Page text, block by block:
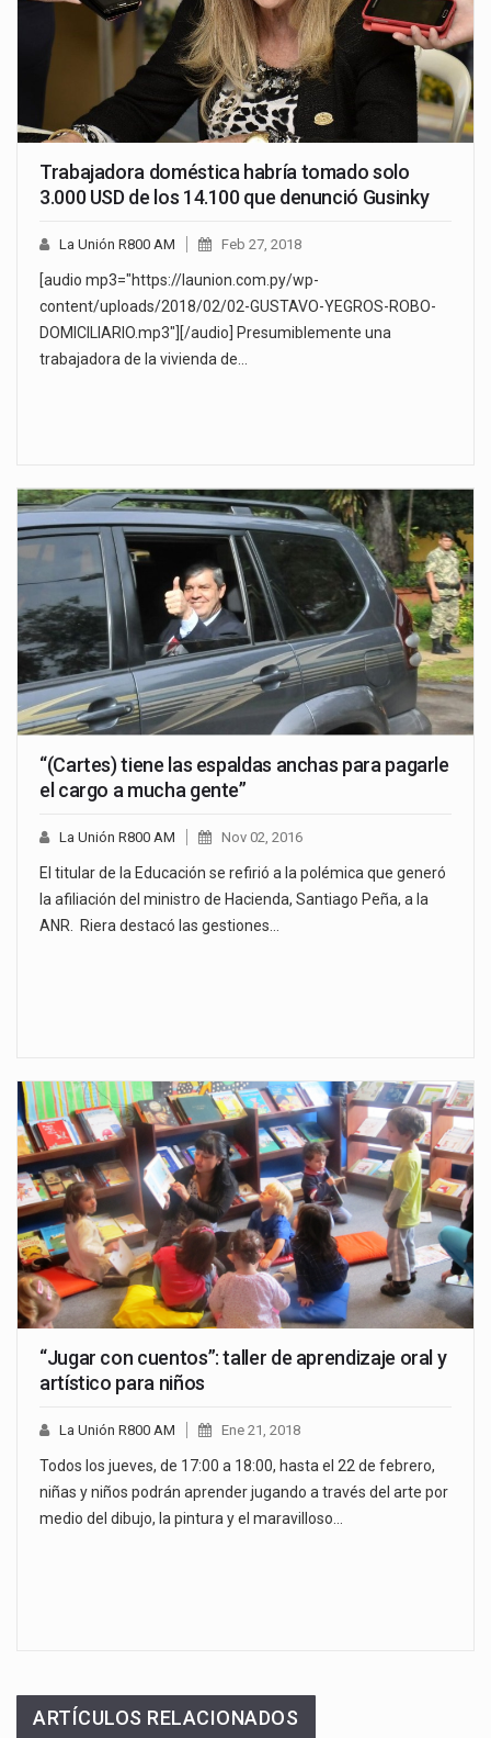
Trabajadora doméstica habría tomado solo
3.000 USD de los 14.100 que denunció Gusinky
La Unión R800 AM Feb 27, 2018
[audio mp3="https://launion.com.py/wp-
content/uploads/2018/02/02-GUSTAVO-YEGROS-ROBO-
DOMICILIARIO.mp3"][/audio] Presumiblemente una
trabajadora de la vivienda de…
“(Cartes) tiene las espaldas anchas para pagarle
el cargo a mucha gente”
La Unión R800 AM Nov 02, 2016
El titular de la Educación se refirió a la polémica que generó
la afiliación del ministro de Hacienda, Santiago Peña, a la
ANR. Riera destacó las gestiones…
“Jugar con cuentos”: taller de aprendizaje oral y
artístico para niños
La Unión R800 AM Ene 21, 2018
Todos los jueves, de 17:00 a 18:00, hasta el 22 de febrero,
niñas y niños podrán aprender jugando a través del arte por
medio del dibujo, la pintura y el maravilloso…
ARTÍCULOS RELACIONADOS